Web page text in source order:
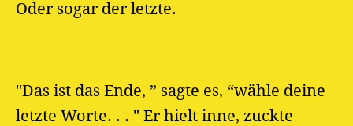
Oder sogar der letzte.
"Das ist das Ende, ” sagte es, “wähle deine
letzte Worte. . . " Er hielt inne, zuckte